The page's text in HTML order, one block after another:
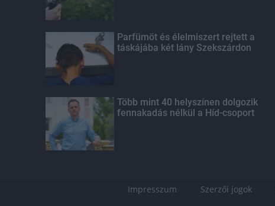
Parfümöt és élelmiszert rejtett a
táskájába két lány Szekszárdon
Több mint 40 helyszínen dolgozik
fennakadás nélkül a Híd-csoport
Impresszum Szerzői jogok